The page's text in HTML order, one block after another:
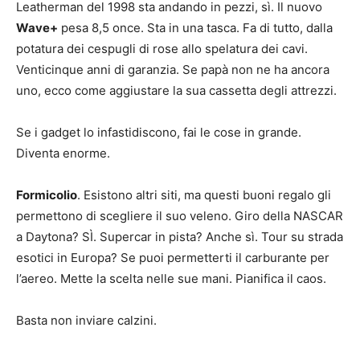
Leatherman del 1998 sta andando in pezzi, sì. Il nuovo
Wave+ pesa 8,5 once. Sta in una tasca. Fa di tutto, dalla
potatura dei cespugli di rose allo spelatura dei cavi.
Venticinque anni di garanzia. Se papà non ne ha ancora
uno, ecco come aggiustare la sua cassetta degli attrezzi.
Se i gadget lo infastidiscono, fai le cose in grande.
Diventa enorme.
Formicolio. Esistono altri siti, ma questi buoni regalo gli
permettono di scegliere il suo veleno. Giro della NASCAR
a Daytona? SÌ. Supercar in pista? Anche sì. Tour su strada
esotici in Europa? Se puoi permetterti il ​​carburante per
l’aereo. Mette la scelta nelle sue mani. Pianifica il caos.
Basta non inviare calzini.